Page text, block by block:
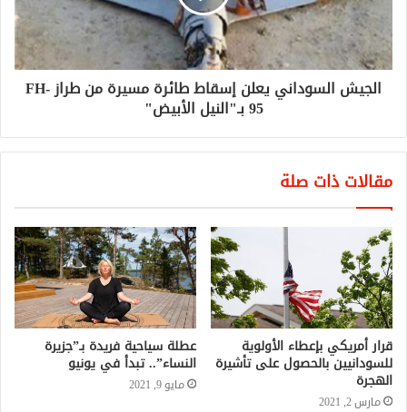
الجيش السوداني يعلن إسقاط طائرة مسيرة من طراز FH-
95 بـ"النيل الأبيض"
مقالات ذات صلة
قرار أمريكي بإعطاء الأولوية
للسودانيين بالحصول على تأشيرة
الهجرة
مارس 2, 2021
عطلة سياحية فريدة بـ”جزيرة
النساء”.. تبدأ في يونيو
مايو 9, 2021